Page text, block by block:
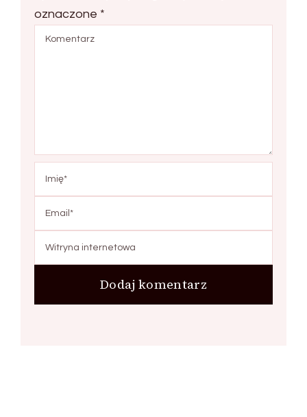
oznaczone *